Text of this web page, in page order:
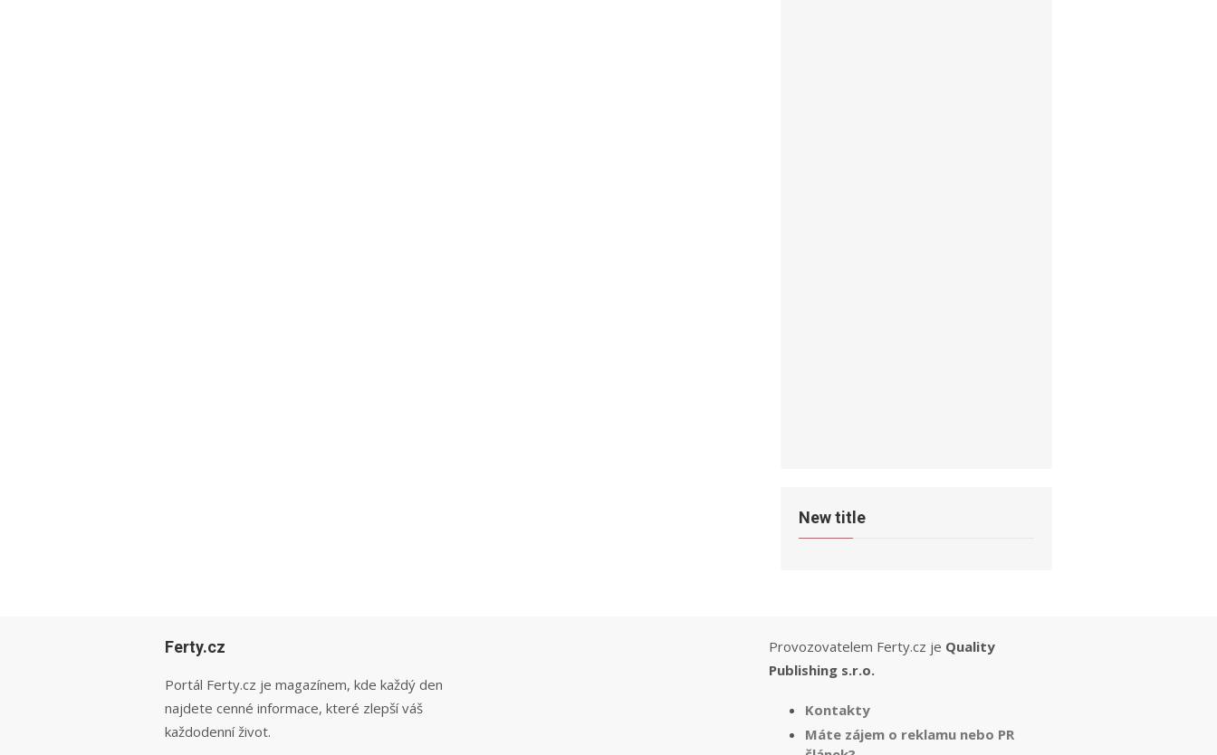
New title
Ferty.cz
Portál Ferty.cz je magazínem, kde každý den
najdete cenné informace, které zlepší váš
každodenní život.
Provozovatelem Ferty.cz je Quality
Publishing s.r.o.
Kontakty
Máte zájem o reklamu nebo PR